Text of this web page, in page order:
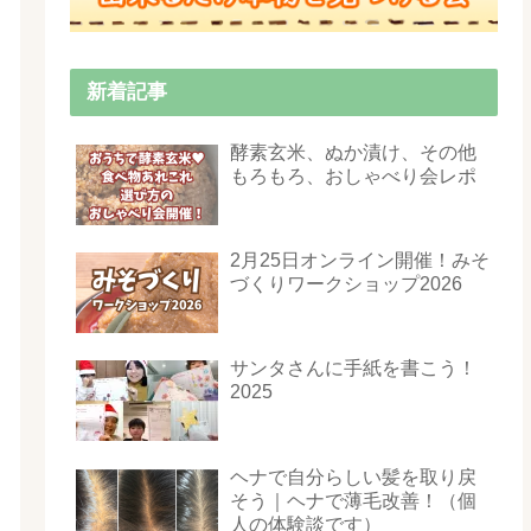
新着記事
酵素玄米、ぬか漬け、その他
もろもろ、おしゃべり会レポ
2月25日オンライン開催！みそ
づくりワークショップ2026
サンタさんに手紙を書こう！
2025
ヘナで自分らしい髪を取り戻
そう｜ヘナで薄毛改善！（個
人の体験談です）